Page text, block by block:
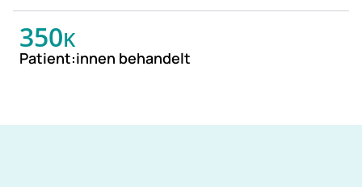
350K
Patient:innen behandelt